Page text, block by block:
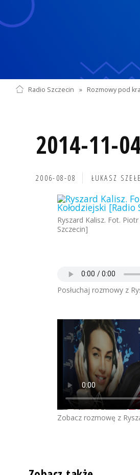
Radio Szczecin » Rozmowy pod
2014-11-
2006-08-08 ŁUKASZ
Ryszard Kalisz. Fot.
Szczecin]
Posłuchaj rozmowy z
Zobacz rozmowę z